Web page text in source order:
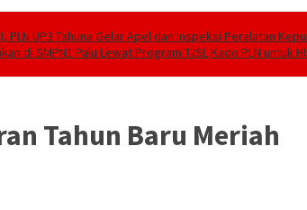
PLN UP3 Tahuna Gelar Apel dan Inspeksi Peralatan
di SMPN1 Palu Lewat Program TJSLKado PLN untuk
Tahun Baru Meriah